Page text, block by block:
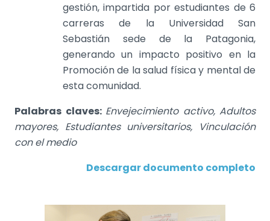
gestión, impartida por estudiantes de 6
carreras de la Universidad San
Sebastián sede de la Patagonia,
generando un impacto positivo en la
Promoción de la salud física y mental de
esta comunidad.
Palabras claves: Envejecimiento activo, Adultos
mayores, Estudiantes universitarios, Vinculación
con el medio
Descargar documento completo